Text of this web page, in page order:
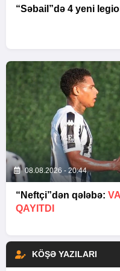
“Səbail”də 4 yeni
08.08.2026 - 20:44
“Neftçi”dən qələbə:
QAYITDI
KÖŞƏ YAZILARI